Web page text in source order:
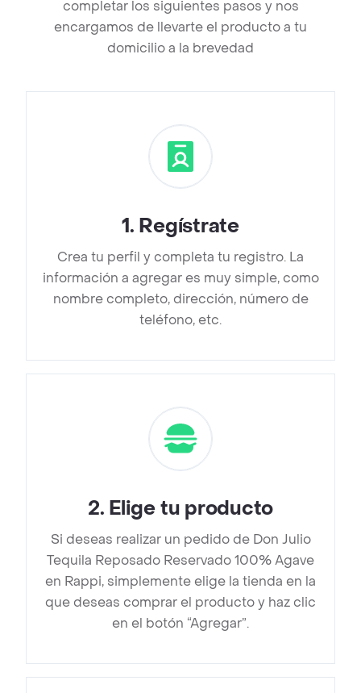
completar los siguientes pasos y nos
encargamos de llevarte el producto a tu
domicilio a la brevedad
1. Regístrate
Crea tu perfil y completa tu registro. La
información a agregar es muy simple, como
nombre completo, dirección, número de
teléfono, etc.
2. Elige tu producto
Si deseas realizar un pedido de Don Julio
Tequila Reposado Reservado 100% Agave
en Rappi, simplemente elige la tienda en la
que deseas comprar el producto y haz clic
en el botón “Agregar”.